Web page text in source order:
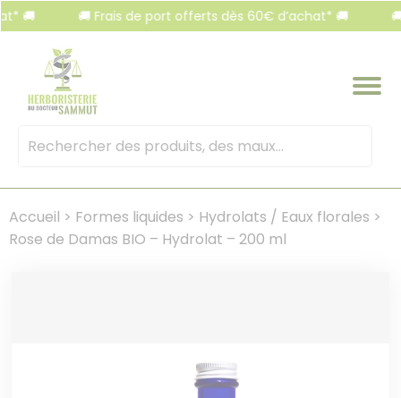
🚚 Frais de port offerts dès 60€ d’achat* 🚚 🚚
Mots
Accueil > Formes liquides > Hydrolats / Eaux florales >
Rose de Damas BIO – Hydrolat – 200 ml
Panneau de gestion des cookies